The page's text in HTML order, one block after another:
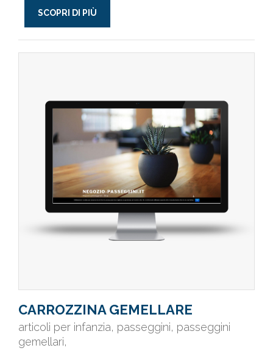
SCOPRI DI PIÙ
CARROZZINA GEMELLARE
articoli per infanzia, passeggini, passeggini
gemellari,